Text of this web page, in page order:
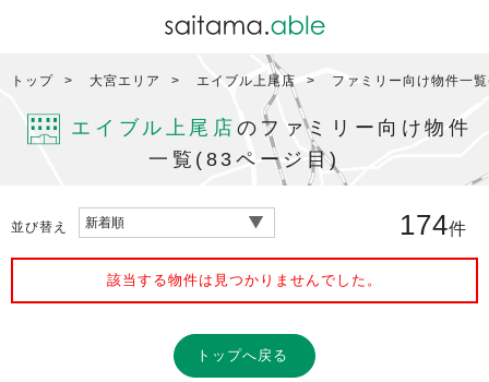
トップ 大宮エリア エイブル上尾店 ファミリー向け物件一
エイブル上尾店 のファミリー向け物件
一覧(83ページ目)
並び替え 174件
該当する物件は見つかりませんでした。
トップへ戻る